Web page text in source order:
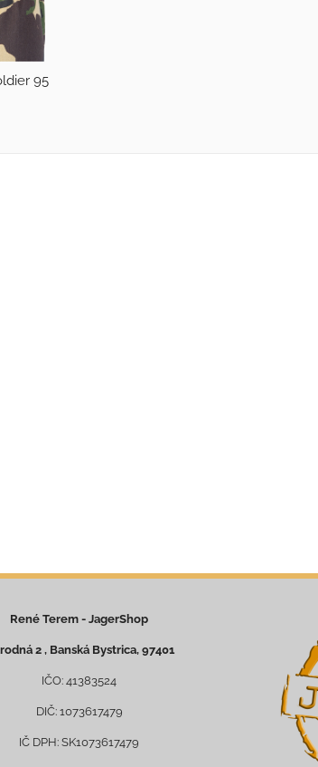
95
René Terem - JagerShop
2 , Banská Bystrica, 97401
IČO: 41383524
DIČ: 1073617479
IČ DPH: SK1073617479